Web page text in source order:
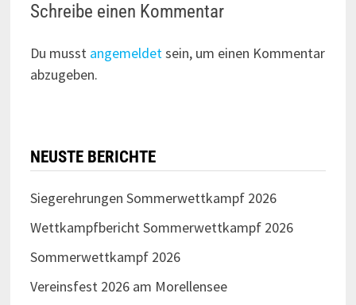
Schreibe einen Kommentar
Du musst angemeldetsein, um einen Kommentar
abzugeben.
NEUSTE BERICHTE
Siegerehrungen Sommerwettkampf 2026
Wettkampfbericht Sommerwettkampf 2026
Sommerwettkampf 2026
Vereinsfest 2026 am Morellensee